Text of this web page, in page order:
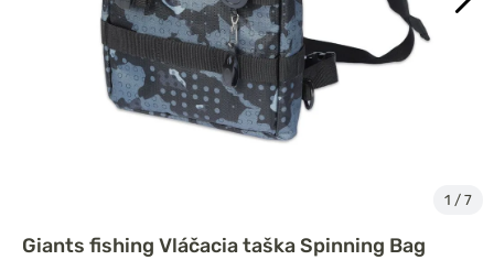
1 / 7
Giants fishing Vláčacia taška Spinning Bag